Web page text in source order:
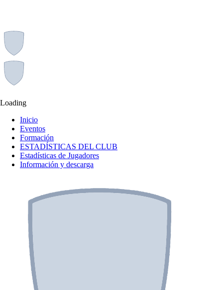
Loading
Inicio
Eventos
Formación
ESTADÍSTICAS DEL CLUB
Estadísticas de Jugadores
Información y descarga